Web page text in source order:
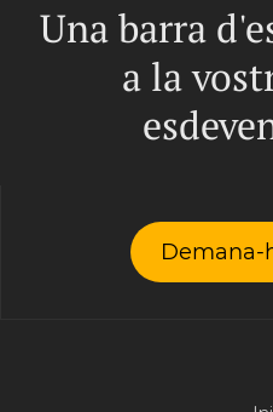
Una barra
a la
Demana-